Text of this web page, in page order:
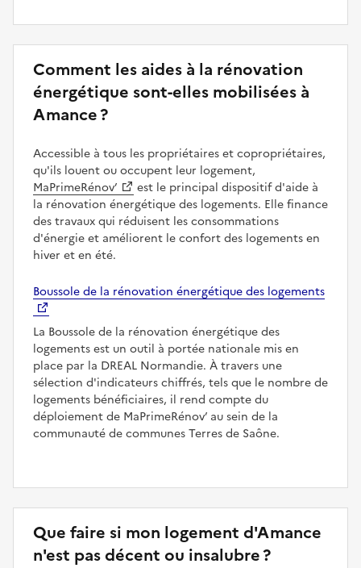
Comment les aides à la rénovation
énergétique sont-elles mobilisées à
Amance ?
Accessible à tous les propriétaires et copropriétaires,
qu'ils louent ou occupent leur logement,
MaPrimeRénov’
est le principal dispositif d'aide à
la rénovation énergétique des logements. Elle finance
des travaux qui réduisent les consommations
d'énergie et améliorent le confort des logements en
hiver et en été.
Boussole de la rénovation énergétique des logements
La Boussole de la rénovation énergétique des
logements est un outil à portée nationale mis en
place par la DREAL Normandie. À travers une
sélection d'indicateurs chiffrés, tels que le nombre de
logements bénéficiaires, il rend compte du
déploiement de MaPrimeRénov’ au sein de la
communauté de communes Terres de Saône.
Que faire si mon logement d'Amance
n'est pas décent ou insalubre ?